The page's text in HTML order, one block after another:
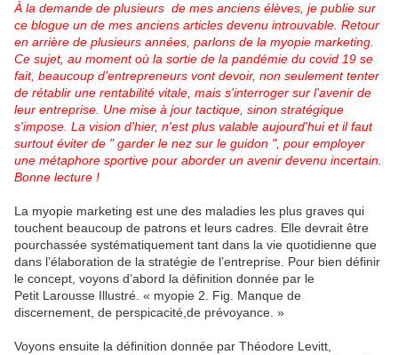
À la demande de plusieurs de mes anciens élèves, je publie sur
ce blogue un de mes anciens articles devenu introuvable. Retour
en arrière de plusieurs années, parlons de la myopie marketing.
Ce sujet, au moment où la sortie de la pandémie du covid 19 se
fait, beaucoup d'entrepreneurs vont devoir, non seulement tenter
de rétablir une rentabilité vitale, mais s'interroger sur l'avenir de
leur entreprise. Une mise à jour tactique, sinon stratégique
s'impose. La vision d'hier, n'est plus valable aujourd'hui et il faut
surtout éviter de " garder le nez sur le guidon ", pour employer
une métaphore sportive pour aborder un avenir devenu incertain.
Bonne lecture !
La myopie marketing est une des maladies les plus graves qui
touchent beaucoup de patrons et leurs cadres. Elle devrait être
pourchassée systématiquement tant dans la vie quotidienne que
dans l’élaboration de la stratégie de l’entreprise. Pour bien définir
le concept, voyons d’abord la définition donnée par le
Petit Larousse Illustré. « myopie 2. Fig. Manque de
discernement, de perspicacité,de prévoyance. »
Voyons ensuite la définition donnée par Théodore Levitt,